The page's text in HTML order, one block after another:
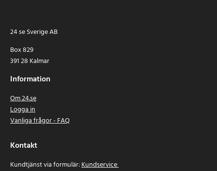
24 se Sverige AB
Box 829
391 28 Kalmar
Information
Om 24.se
Logga in
Vanliga frågor - FAQ
Kontakt
Kundtjänst via formulär:Kundservice